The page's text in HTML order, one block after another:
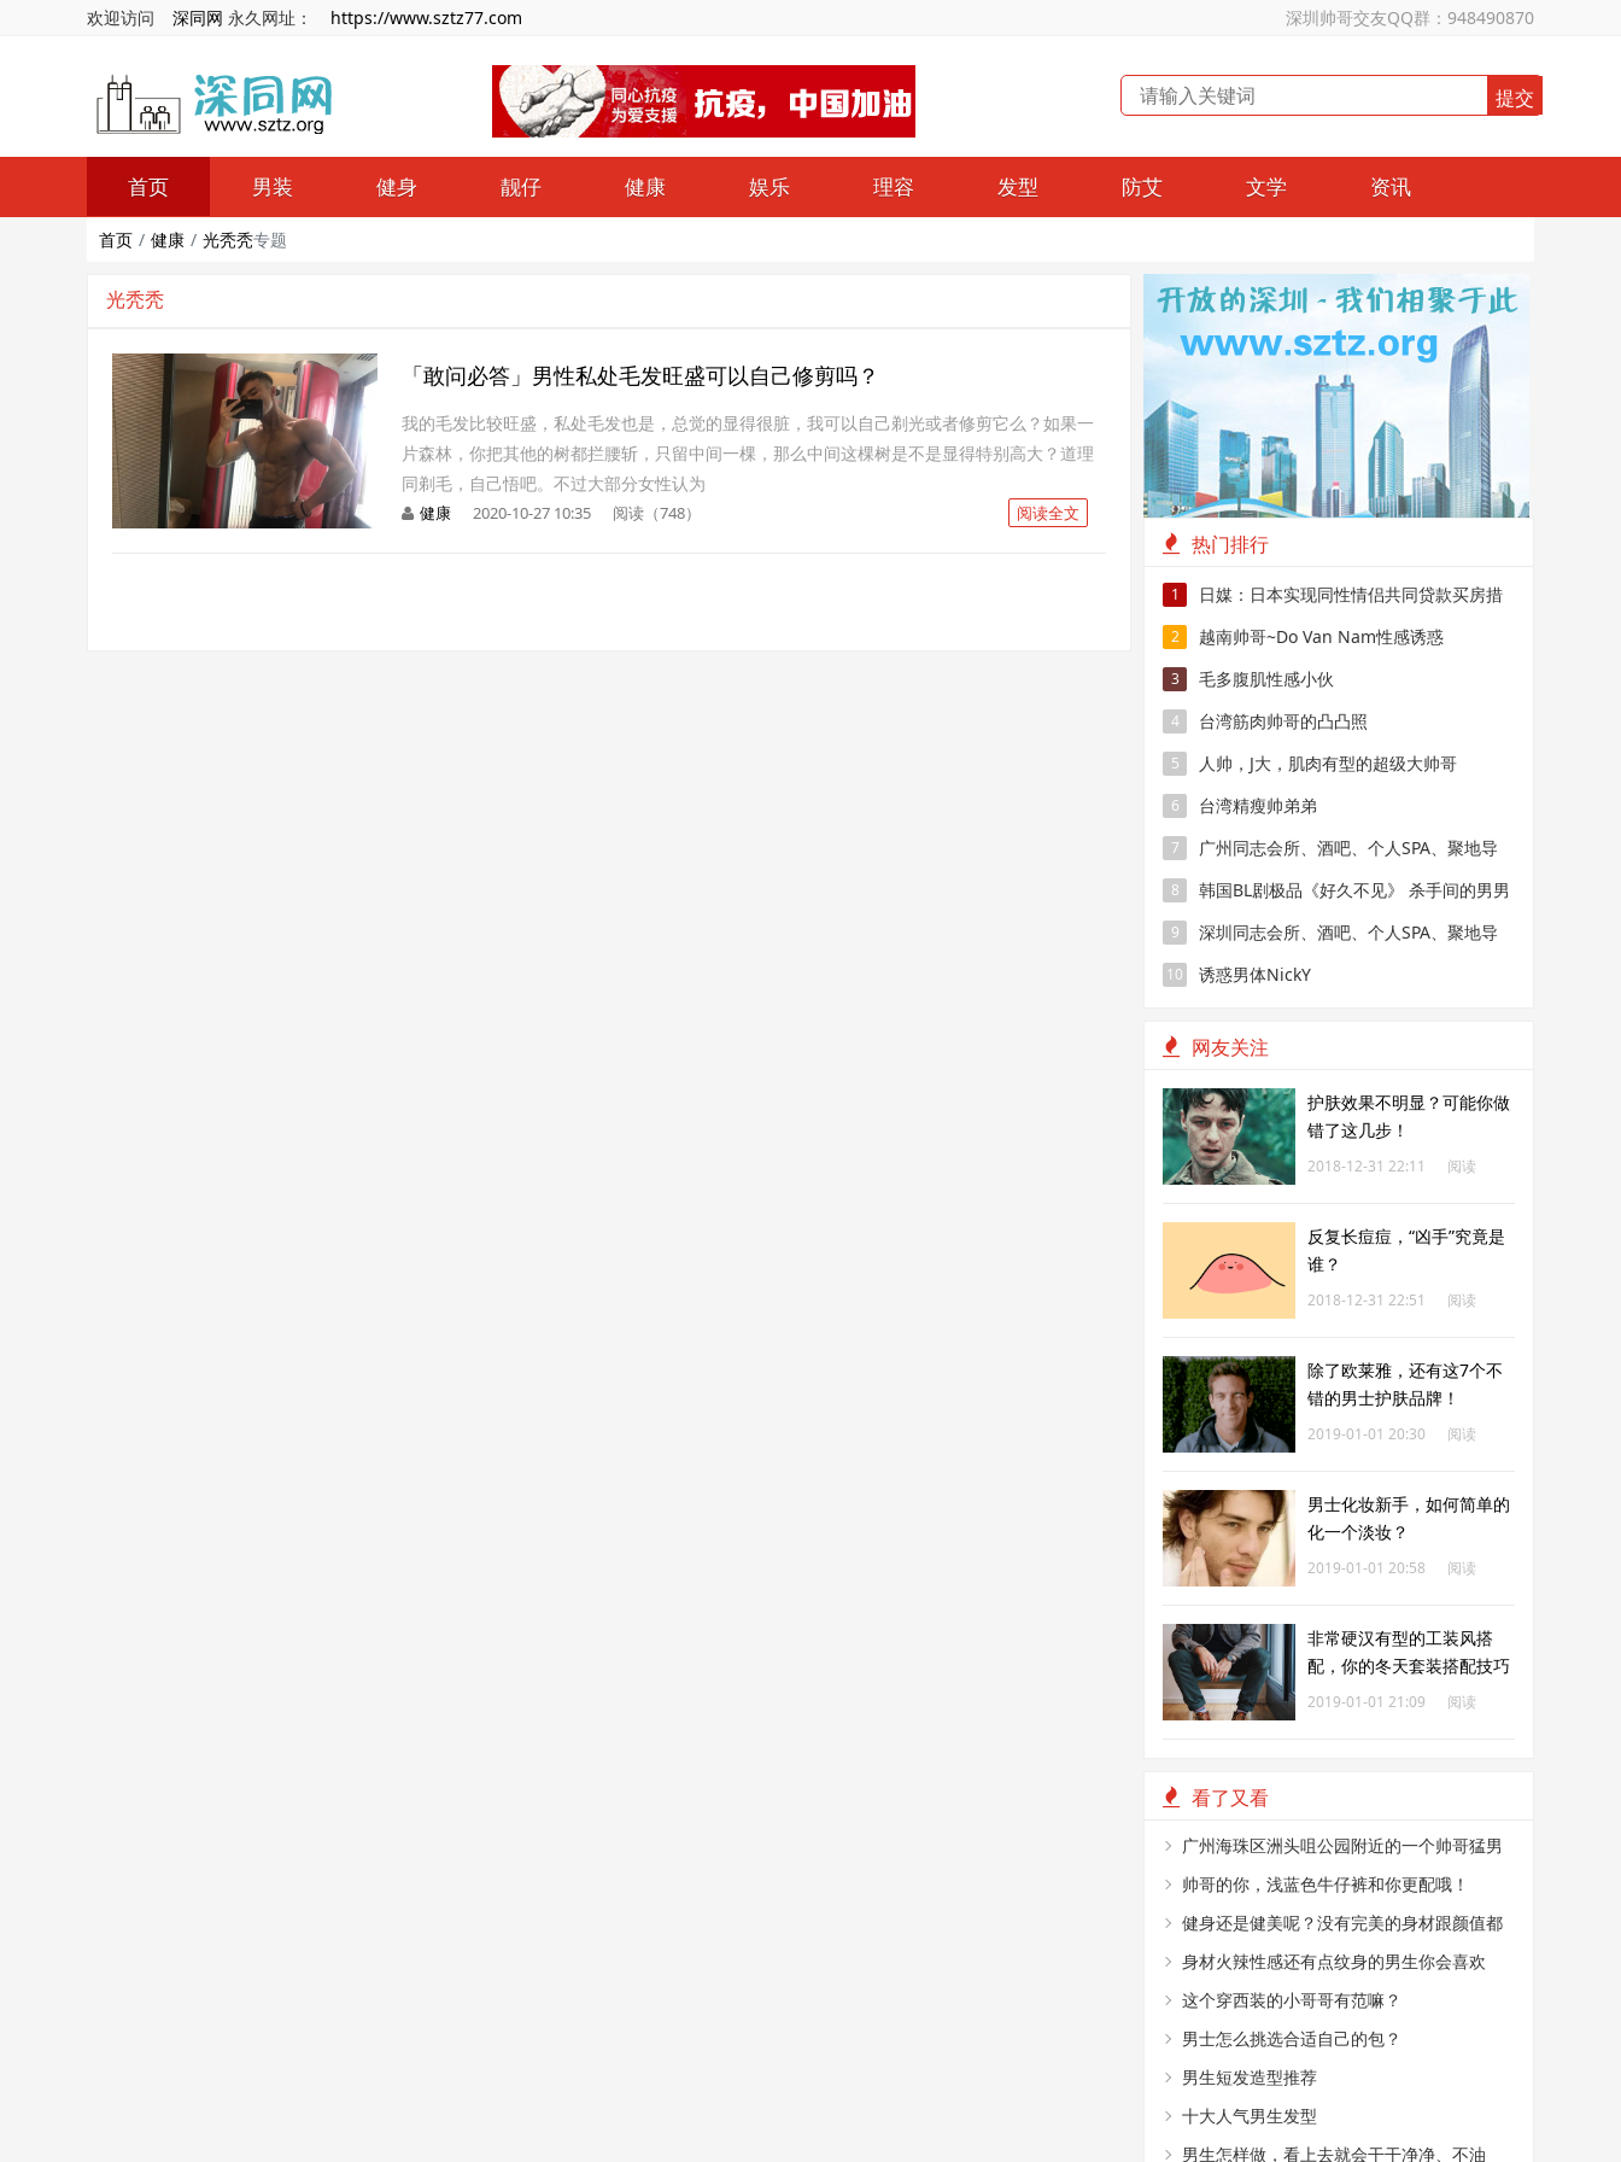
欢迎访问 深同网 永久网址： https://www.sztz77.com 深圳帅哥交友QQ群：948490870
首页 男装 健身 靓仔 健康 娱乐 理容 发型 防艾 文学 资讯
首页 健康 光秃秃专题
光秃秃
「敢问必答」男性私处毛发旺盛可以自己修剪吗？
我的毛发比较旺盛，私处毛发也是，总觉的显得很脏，我可以自己剃光或者修剪它么？如果一
片森林，你把其他的树都拦腰斩，只留中间一棵，那么中间这棵树是不是显得特别高大？道理
同剃毛，自己悟吧。不过大部分女性认为
阅读全文
健康 2020-10-27 10:35 阅读（748）
热门排行
1
日媒：日本实现同性情侣共同贷款买房措
施
2 越南帅哥~Do Van Nam性感诱惑
3 毛多腹肌性感小伙
4 台湾筋肉帅哥的凸凸照
5 人帅，J大，肌肉有型的超级大帅哥
6 台湾精瘦帅弟弟
7
广州同志会所、酒吧、个人SPA、聚地导
航
8
韩国BL剧极品《好久不见》 杀手间的男男
禁恋，要性命还是爱情？
9
深圳同志会所、酒吧、个人SPA、聚地导
航
10 诱惑男体NickY
网友关注
护肤效果不明显？可能你做
错了这几步！
2018-12-31 22:11
阅读
反复长痘痘，“凶手”究竟是
谁？
2018-12-31 22:51
阅读
除了欧莱雅，还有这7个不
错的男士护肤品牌！
2019-01-01 20:30
阅读
男士化妆新手，如何简单的
化一个淡妆？
2019-01-01 20:58
阅读
非常硬汉有型的工装风搭
配，你的冬天套装搭配技巧
合集
2019-01-01 21:09
阅读
看了又看
广州海珠区洲头咀公园附近的一个帅哥猛男
烤肉摊
帅哥的你，浅蓝色牛仔裤和你更配哦！
健身还是健美呢？没有完美的身材跟颜值都
不敢这么穿！
身材火辣性感还有点纹身的男生你会喜欢
嘛？
这个穿西装的小哥哥有范嘛？
男士怎么挑选合适自己的包？
男生短发造型推荐
十大人气男生发型
男生怎样做，看上去就会干干净净、不油